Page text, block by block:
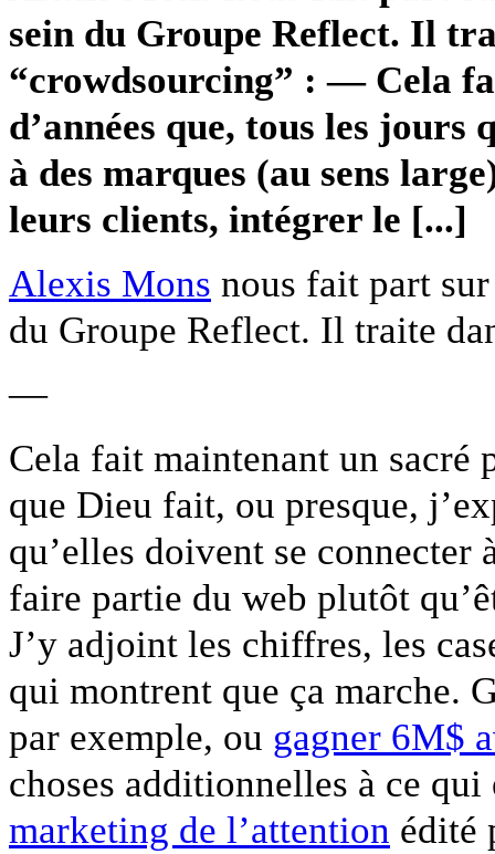
sein du Groupe Reflect. Il
“crowdsourcing” : — Cela
d’années que, tous les
à des marques (au sens
leurs clients, intégrer le [...]
Alexis Mons nous fait part
du Groupe Reflect. Il traite
—
Cela fait maintenant un sacré
que Dieu fait, ou presque,
qu’elles doivent se
faire partie du web plutôt
J’y adjoint les chiffres, les
qui montrent que ça marche.
par exemple, ou gagner 6M$
choses additionnelles à ce
marketing de l’attention édité